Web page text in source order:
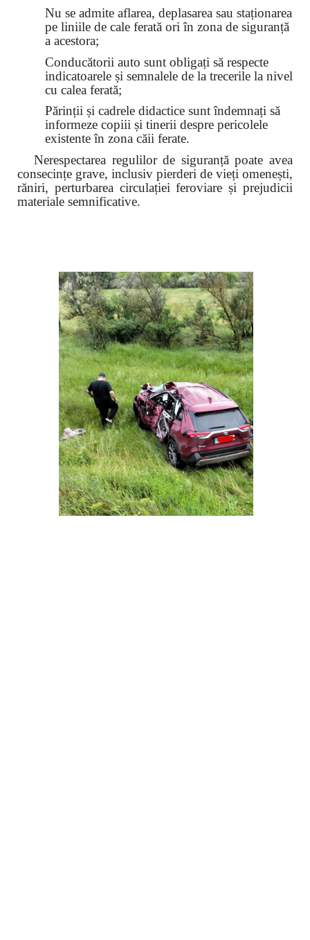
Nu se admite aflarea, deplasarea sau staționarea
pe liniile de cale ferată ori în zona de siguranță
a acestora;
Conducătorii auto sunt obligați să respecte
indicatoarele și semnalele de la trecerile la nivel
cu calea ferată;
Părinții și cadrele didactice sunt îndemnați să
informeze copiii și tinerii despre pericolele
existente în zona căii ferate.
Nerespectarea regulilor de siguranță poate avea
consecințe grave, inclusiv pierderi de vieți omenești,
răniri, perturbarea circulației feroviare și prejudicii
materiale semnificative.